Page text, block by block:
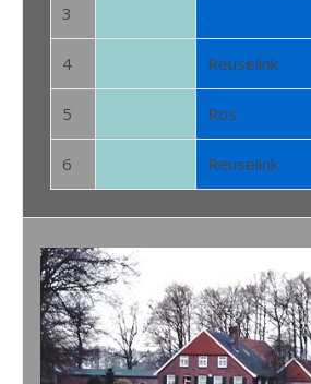
3 .
4 Reuselink
5 Ros
6 Reuselink